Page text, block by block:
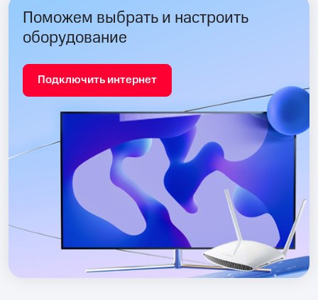
Поможем выбрать и настроить
оборудование
Подключить интернет